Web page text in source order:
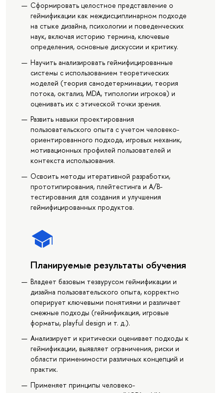
Сформировать целостное представление о
геймификации как междисциплинарном подходе
на стыке дизайна, психологии и поведенческих
наук, включая историю термина, ключевые
определения, основные дискуссии и критику.
Научить анализировать геймифицированные
системы с использованием теоретических
моделей (теория самодетерминации, теория
потока, октализ, MDA, типологии игроков) и
оценивать их с этической точки зрения.
Развить навыки проектирования
пользовательского опыта с учетом человеко-
ориентированного подхода, игровых механик,
мотивационных профилей пользователей и
контекста использования.
Освоить методы итеративной разработки,
прототипирования, плейтестинга и A/B-
тестирования для создания и улучшения
геймифицированных продуктов.
Планируемые результаты обучения
Владеет базовым тезаурусом геймификации и
дизайна пользовательского опыта, корректно
оперирует ключевыми понятиями и различает
смежные подходы (геймификация, игровые
форматы, playful design и т. д.).
Анализирует и критически оценивает подходы к
геймификации, выявляет ограничения, риски и
области применимости различных концепций и
практик.
Применяет принципы человеко-